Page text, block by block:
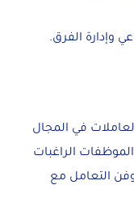
وإدارة الفرق.
في المجال
الراغبات
التعامل مع